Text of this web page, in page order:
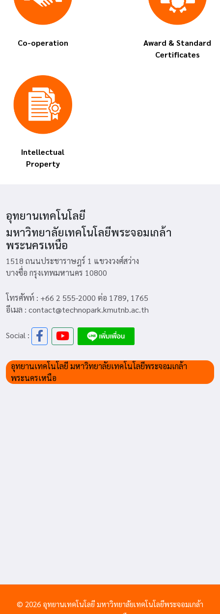
Co-operation
Award & Standard
Certificates
Intellectual
Property
อุทยานเทคโนโลยี
มหาวิทยาลัยเทคโนโลยีพระจอมเกล้า
พระนครเหนือ
1518 ถนนประชาราษฎร์ 1 แขวงวงศ์สว่าง
บางซื่อ กรุงเทพมหานคร 10800
โทรศัพท์ : +66 2 555-2000 ต่อ 1789, 1765
อีเมล : contact@technopark.kmutnb.ac.th
Social :
อุทยานเทคโนโลยี มหาวิทยาลัยเทคโนโลยีพระจอมเกล้า
พระนครเหนือ
© 2026 อุทยานเทคโนโลยี มหาวิทยาลัยเทคโนโลยีพระจอมเกล้า